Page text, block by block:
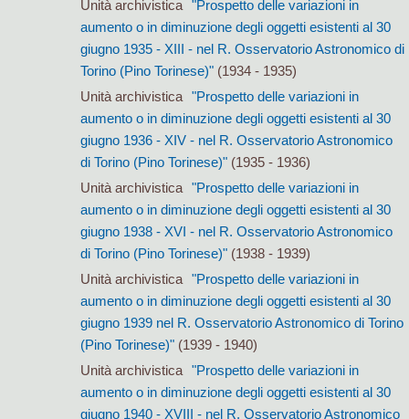
Unità archivistica
"Prospetto delle variazioni in
aumento o in diminuzione degli oggetti esistenti al 30
giugno 1935 - XIII - nel R. Osservatorio Astronomico di
Torino (Pino Torinese)"(1934 - 1935)
Unità archivistica
"Prospetto delle variazioni in
aumento o in diminuzione degli oggetti esistenti al 30
giugno 1936 - XIV - nel R. Osservatorio Astronomico
di Torino (Pino Torinese)"(1935 - 1936)
Unità archivistica
"Prospetto delle variazioni in
aumento o in diminuzione degli oggetti esistenti al 30
giugno 1938 - XVI - nel R. Osservatorio Astronomico
di Torino (Pino Torinese)"(1938 - 1939)
Unità archivistica
"Prospetto delle variazioni in
aumento o in diminuzione degli oggetti esistenti al 30
giugno 1939 nel R. Osservatorio Astronomico di Torino
(Pino Torinese)"(1939 - 1940)
Unità archivistica
"Prospetto delle variazioni in
aumento o in diminuzione degli oggetti esistenti al 30
giugno 1940 - XVIII - nel R. Osservatorio Astronomico